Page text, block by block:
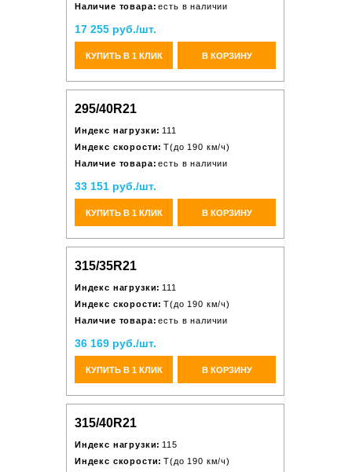
Наличие товара: есть в наличии
17 255 руб./шт.
КУПИТЬ В 1 КЛИК В КОРЗИНУ
295/40R21
Индекс нагрузки: 111
Индекс скорости: T(до 190 км/ч)
Наличие товара: есть в наличии
33 151 руб./шт.
КУПИТЬ В 1 КЛИК В КОРЗИНУ
315/35R21
Индекс нагрузки: 111
Индекс скорости: T(до 190 км/ч)
Наличие товара: есть в наличии
36 169 руб./шт.
КУПИТЬ В 1 КЛИК В КОРЗИНУ
315/40R21
Индекс нагрузки: 115
Индекс скорости: T(до 190 км/ч)